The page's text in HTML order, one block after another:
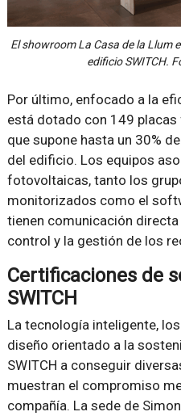
El showroom La Casa de la Llum
edificio SWITCH.
Por último, enfocado a la
está dotado con 149
que supone hasta un 30%
del edificio. Los equipos
fotovoltaicas, tanto los
monitorizados como el
tienen comunicación
control y la gestión de los
Certificaciones de
SWITCH
La tecnología inteligente,
diseño orientado a la
SWITCH a conseguir
muestran el compromiso
compañía. La sede de